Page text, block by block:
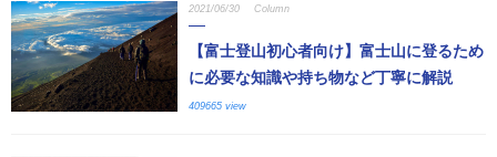
2021/06/30 Column
【富士登山初心者向け】富士山に登るため
に必要な知識や持ち物など丁寧に解説
409665 view